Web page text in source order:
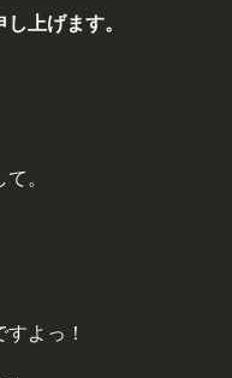
上げます。
。
よっ！